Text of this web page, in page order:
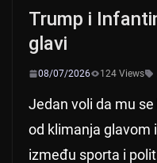
Trump i
glavi
08/07/2026 124 Views
Jedan voli da mu
od klimanja glavom
između sporta i